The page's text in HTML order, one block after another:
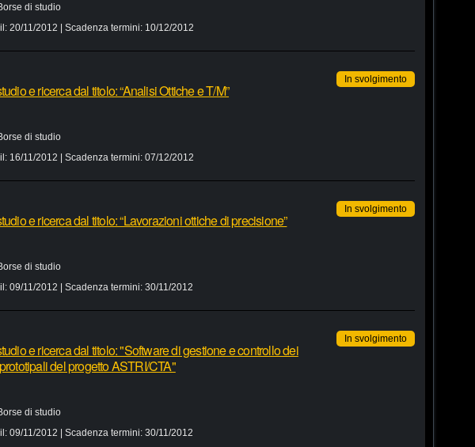
di studio
20/11/2012 | Scadenza termini: 10/12/2012
In svolgimento
e ricerca dal titolo: “Analisi Ottiche e T/M”
di studio
16/11/2012 | Scadenza termini: 07/12/2012
In svolgimento
e ricerca dal titolo: “Lavorazioni ottiche di precisione”
di studio
09/11/2012 | Scadenza termini: 30/11/2012
In svolgimento
e ricerca dal titolo: "Software di gestione e controllo dei
del progetto ASTRI/CTA"
di studio
09/11/2012 | Scadenza termini: 30/11/2012